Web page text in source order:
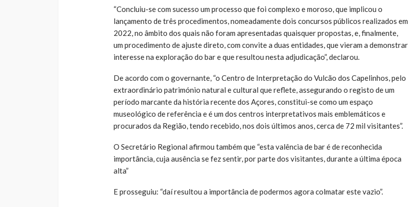
“Concluiu-se com sucesso um processo que foi complexo e moroso, que implicou o
lançamento de três procedimentos, nomeadamente dois concursos públicos realizados em
2022, no âmbito dos quais não foram apresentadas quaisquer propostas, e, finalmente,
um procedimento de ajuste direto, com convite a duas entidades, que vieram a demonstrar
interesse na exploração do bar e que resultou nesta adjudicação”, declarou.
De acordo com o governante, “o Centro de Interpretação do Vulcão dos Capelinhos, pelo
extraordinário património natural e cultural que reflete, assegurando o registo de um
período marcante da história recente dos Açores, constitui-se como um espaço
museológico de referência e é um dos centros interpretativos mais emblemáticos e
procurados da Região, tendo recebido, nos dois últimos anos, cerca de 72 mil visitantes”.
O Secretário Regional afirmou também que “esta valência de bar é de reconhecida
importância, cuja ausência se fez sentir, por parte dos visitantes, durante a última época
alta”
E prosseguiu: “daí resultou a importância de podermos agora colmatar este vazio”.